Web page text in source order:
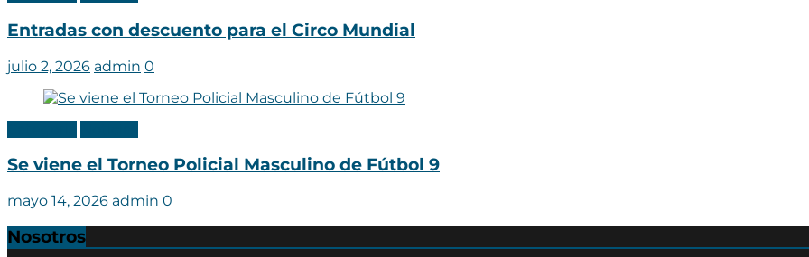
Entradas con descuento para el Circo Mundial
julio 2, 2026 admin 0
Se viene el Torneo Policial Masculino de Fútbol 9
mayo 14, 2026 admin 0
Nosotros